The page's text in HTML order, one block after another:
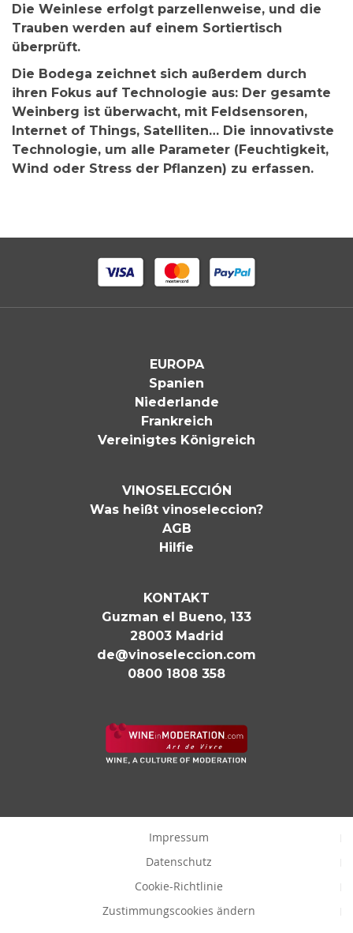
Die Weinlese erfolgt parzellenweise, und die
Trauben werden auf einem Sortiertisch
überprüft.
Die Bodega zeichnet sich außerdem durch
ihren Fokus auf Technologie aus: Der gesamte
Weinberg ist überwacht, mit Feldsensoren,
Internet of Things, Satelliten… Die innovativste
Technologie, um alle Parameter (Feuchtigkeit,
Wind oder Stress der Pflanzen) zu erfassen.
EUROPA
Spanien
Niederlande
Frankreich
Vereinigtes Königreich
VINOSELECCIÓN
Was heißt vinoseleccion?
AGB
Hilfie
KONTAKT
Guzman el Bueno, 133
28003 Madrid
de@vinoseleccion.com
0800 1808 358
Impressum
Datenschutz
Cookie-Richtlinie
Zustimmungscookies ändern